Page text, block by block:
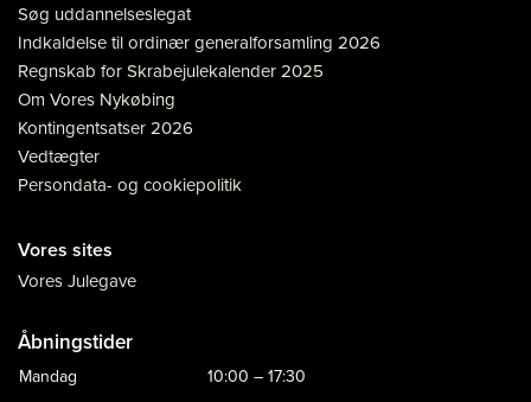
Søg uddannelseslegat
Indkaldelse til ordinær generalforsamling 2026
Regnskab for Skrabejulekalender 2025
Om Vores Nykøbing
Kontingentsatser 2026
Vedtægter
Persondata- og cookiepolitik
Vores sites
Vores Julegave
Åbningstider
Mandag
10:00 – 17:30